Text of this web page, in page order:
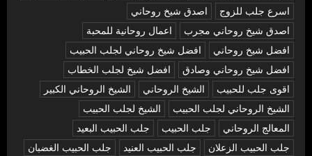
اسرع جلب للزوج
اصدق شيخ روحاني
اصدق شيخ روحاني مجرب
اعمال روحانية للمحبة
افضل شيخ روحاني
افضل شيخ روحاني لجلب الحبيب
افضل شيخ روحاني وصادق
افضل شيخ لجلب الخطاب
اقوى جلب للحبيب
الشيخ الروحاني
الشيخ الروحاني الكبير
الشيخ الروحاني لجلب الحبيب
الشيخ لجلب الحبيب
المعالج الروحاني
جلب الحبيب
جلب الحبيب البعيد
جلب الحبيب الزعلان
جلب الحبيب العنيد
جلب الحبيب الغضبان